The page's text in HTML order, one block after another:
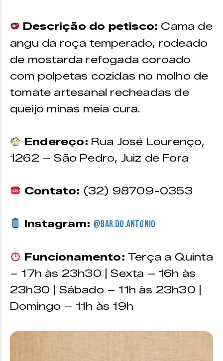
Descrição do petisco: Cama de
angu da roça temperado, rodeado
de mostarda refogada coroado
com polpetas cozidas no molho de
tomate artesanal recheadas de
queijo minas meia cura.
Endereço: Rua José Lourenço,
1262 – São Pedro, Juiz de Fora
Contato: (32) 98709-0353
Instagram: @bar.do.antonio
Funcionamento: Terça a Quinta
– 17h às 23h30 | Sexta – 16h às
23h30 | Sábado – 11h às 23h30 |
Domingo – 11h às 19h